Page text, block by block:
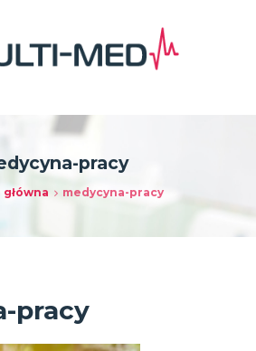
pracy
medycyna-pracy
pracy